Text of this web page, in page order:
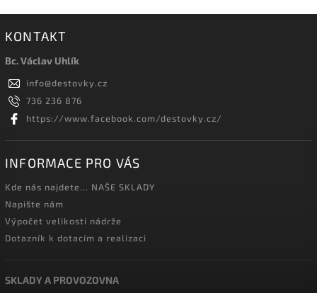
KONTAKT
Bc. Václav Uhlík
info@destovky.cz
736 236 876
https://www.facebook.com/destovky.cz/
INFORMACE PRO VÁS
Kde nás najdete... NAŠE SKLADY
Napište nám
Výpočet velikosti nádrže
Dotazník k dotacím a realizaci
SKLADY A PROVOZOVNA